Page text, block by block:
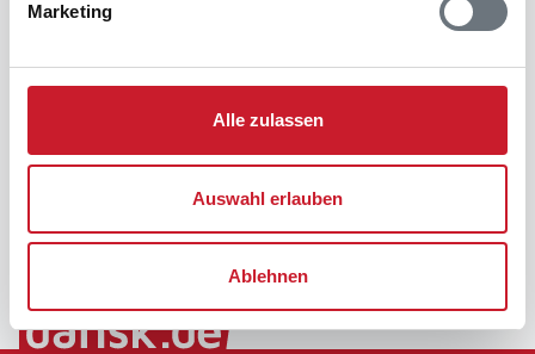
Marketing
Alle zulassen
Auswahl erlauben
Ablehnen